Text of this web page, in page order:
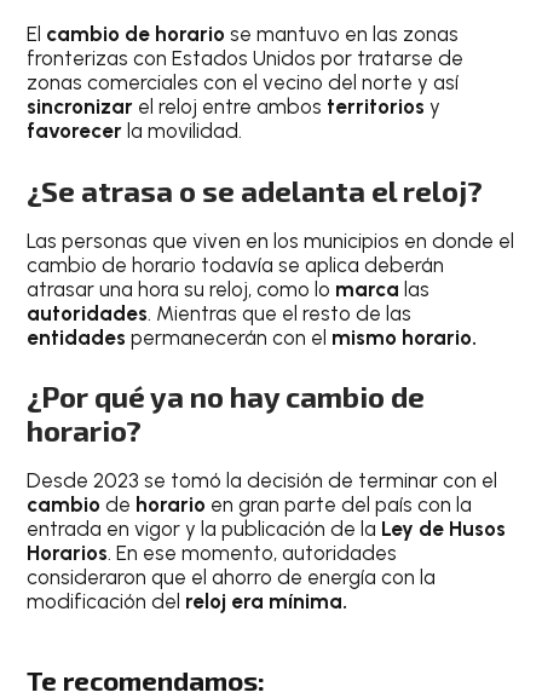
El cambio de horario se mantuvo en las zonas
fronterizas con Estados Unidos por tratarse de
zonas comerciales con el vecino del norte y así
sincronizar el reloj entre ambos territorios y
favorecer la movilidad.
¿Se atrasa o se adelanta el reloj?
Las personas que viven en los municipios en donde el
cambio de horario todavía se aplica deberán
atrasar una hora su reloj, como lo marca las
autoridades. Mientras que el resto de las
entidades permanecerán con el mismo horario.
¿Por qué ya no hay cambio de
horario?
Desde 2023 se tomó la decisión de terminar con el
cambio de horario en gran parte del país con la
entrada en vigor y la publicación de la Ley de Husos
Horarios. En ese momento, autoridades
consideraron que el ahorro de energía con la
modificación del reloj era mínima.
Te recomendamos: